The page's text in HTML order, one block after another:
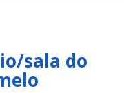
sala do